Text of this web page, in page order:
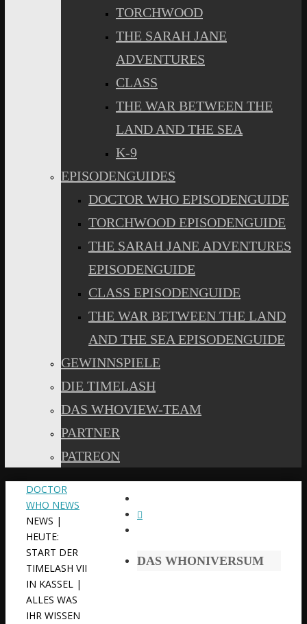
TORCHWOOD
THE SARAH JANE
ADVENTURES
CLASS
THE WAR BETWEEN THE
LAND AND THE SEA
K-9
EPISODENGUIDES
DOCTOR WHO EPISODENGUIDE
TORCHWOOD EPISODENGUIDE
THE SARAH JANE ADVENTURES
EPISODENGUIDE
CLASS EPISODENGUIDE
THE WAR BETWEEN THE LAND
AND THE SEA EPISODENGUIDE
GEWINNSPIELE
DIE TIMELASH
DAS WHOVIEW-TEAM
PARTNER
PATREON
START
DOCTOR
WHO NEWS
NEWS |
HEUTE:
START DER
TIMELASH VII
IN KASSEL |
ALLES WAS
IHR WISSEN
DAS WHONIVERSUM